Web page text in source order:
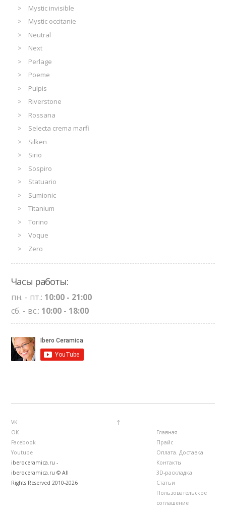
Mystic invisible
Mystic occitanie
Neutral
Next
Perlage
Poeme
Pulpis
Riverstone
Rossana
Selecta crema marfil
Silken
Sirio
Sospiro
Statuario
Sumionic
Titanium
Torino
Voque
Zero
Часы работы:
пн. - пт.: 10:00 - 21:00
сб. - вс.: 10:00 - 18:00
VK
ОК
Facebook
Youtube
iberoceramica.ru -
iberoceramica.ru © All
Rights Reserved 2010-2026
↑
Главная
Прайс
Оплата. Доставка
Контакты
3D-раскладка
Статьи
Пользовательское
соглашение